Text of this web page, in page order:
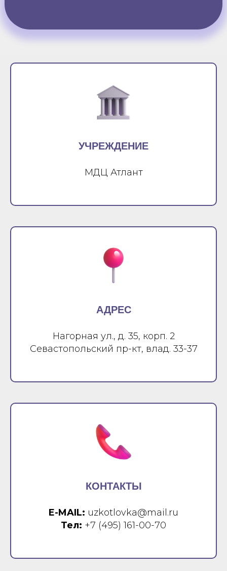
УЧРЕЖДЕНИЕ
МДЦ Атлант
АДРЕС
Нагорная ул., д. 35, корп. 2
Севастопольский пр-кт, влад. 33-37
КОНТАКТЫ
E-MAIL: uzkotlovka@mail.ru
Тел: +7 (495) 161-00-70